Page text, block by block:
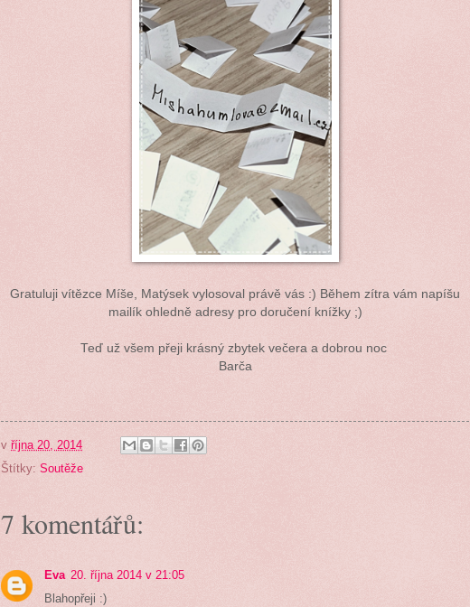
Gratuluji vítězce Míše, Matýsek vylosoval právě vás :) Během zítra vám napíšu
mailík ohledně adresy pro doručení knížky ;)
Teď už všem přeji krásný zbytek večera a dobrou noc
Barča
v října 20, 2014
Štítky: Soutěže
7 komentářů:
Eva 20. října 2014 v 21:05
Blahopřeji :)